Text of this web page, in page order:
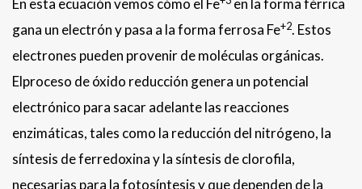
En esta ecuación vemos cómo el Fe
en la forma férrica
gana un electrón y pasa a la forma ferrosa Fe+2. Estos
electrones pueden provenir de moléculas orgánicas.
Elproceso de óxido reducción genera un potencial
electrónico para sacar adelante las reacciones
enzimáticas, tales como la reducción del nitrógeno, la
síntesis de ferredoxina y la síntesis de clorofila,
necesarias para la fotosíntesis y que dependen de la